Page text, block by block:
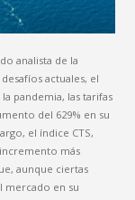
analista de la
actuales, el
pandemia, las tarifas
del 629% en su
el índice CTS,
más
aunque ciertas
mercado en su